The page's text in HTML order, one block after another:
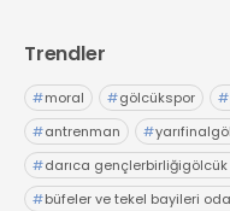
Trendler
#moral #gölcükspor #
#antrenman #
#darıca
#büfeler ve tekel bayileri